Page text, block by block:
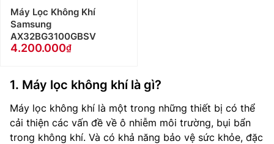
Máy Lọc Không Khí
Samsung
AX32BG3100GBSV
4.200.000
1. Máy lọc không khí là gì?
Máy lọc không khí là một trong những thiết bị có thể
cải thiện các vấn đề về ô nhiễm môi trường, bụi bẩn
trong không khí. Và có khả năng bảo vệ sức khỏe, đặc